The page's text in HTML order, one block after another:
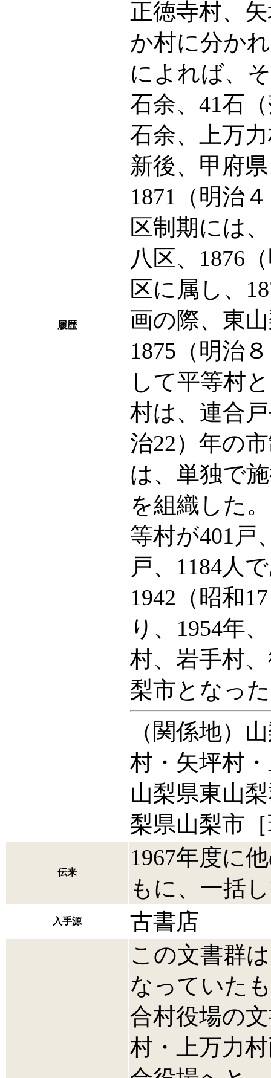
履歴
正徳寺村、
か村に分か
によれば、
石余、41石
石余、上万
新後、甲府
1871（明治
区制期には
八区、1876
区に属し、
画の際、東
1875（明治
して平等村
村は、連合
治22）年の
は、単独で
を組織した
等村が401戸
戸、1184人
1942（昭和
り、1954年
村、岩手村
梨市となっ
（関係地）
村・矢坪村
山梨県東山
梨県山梨市
伝来
1967年度に
もに、一括
入手源
古書店
この文書群
なっていた
合村役場の
村・上万力